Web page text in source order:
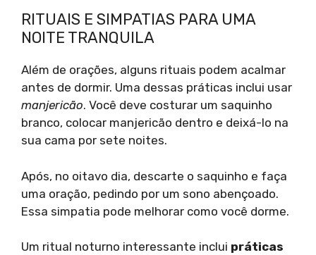
RITUAIS E SIMPATIAS PARA UMA
NOITE TRANQUILA
Além de orações, alguns rituais podem acalmar
antes de dormir. Uma dessas práticas inclui usar
manjericão. Você deve costurar um saquinho
branco, colocar manjericão dentro e deixá-lo na
sua cama por sete noites.
Após, no oitavo dia, descarte o saquinho e faça
uma oração, pedindo por um sono abençoado.
Essa simpatia pode melhorar como você dorme.
Um ritual noturno interessante inclui práticas